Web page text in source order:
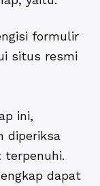
formulir
situs resmi
ini,
diperiksa
terpenuhi.
dapat